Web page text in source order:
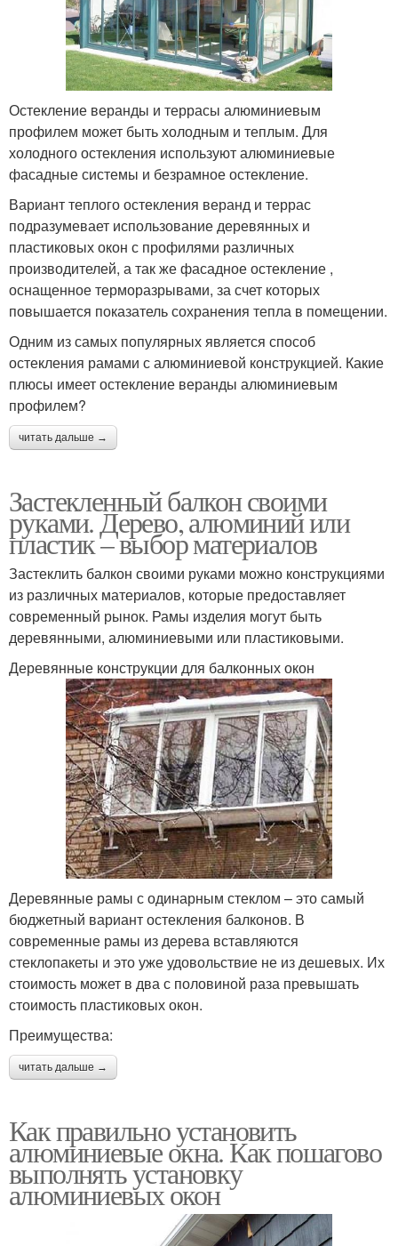
Остекление веранды и террасы алюминиевым
профилем может быть холодным и теплым. Для
холодного остекления используют алюминиевые
фасадные системы и безрамное остекление.
Вариант теплого остекления веранд и террас
подразумевает использование деревянных и
пластиковых окон с профилями различных
производителей, а так же фасадное остекление ,
оснащенное терморазрывами, за счет которых
повышается показатель сохранения тепла в помещении.
Одним из самых популярных является способ
остекления рамами с алюминиевой конструкцией. Какие
плюсы имеет остекление веранды алюминиевым
профилем?
читать дальше →
Застекленный балкон своими
руками. Дерево, алюминий или
пластик – выбор материалов
Застеклить балкон своими руками можно конструкциями
из различных материалов, которые предоставляет
современный рынок. Рамы изделия могут быть
деревянными, алюминиевыми или пластиковыми.
Деревянные конструкции для балконных окон
Деревянные рамы с одинарным стеклом – это самый
бюджетный вариант остекления балконов. В
современные рамы из дерева вставляются
стеклопакеты и это уже удовольствие не из дешевых. Их
стоимость может в два с половиной раза превышать
стоимость пластиковых окон.
Преимущества:
читать дальше →
Как правильно установить
алюминиевые окна. Как пошагово
выполнять установку
алюминиевых окон